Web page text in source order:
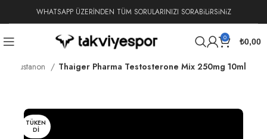
WHATSAPP ÜZERİNDEN TÜM SORULARINIZI SORABiLiRSiNiZ
0 ₺0,00
Sustanon Thaiger Pharma Testosterone Mix 250mg 10ml
TÜKEN
DI